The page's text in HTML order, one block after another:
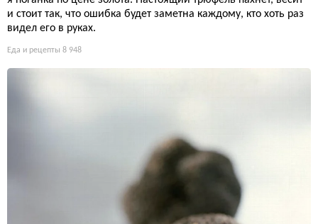
и стоит так, что ошибка будет заметна каждому, кто хоть раз
видел его в руках.
Еда и рецепты 8 948